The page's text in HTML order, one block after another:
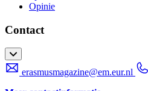
Opinie
Contact
erasmusmagazine@em.eur.nl